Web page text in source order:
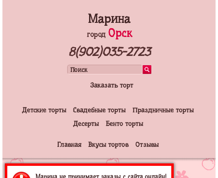
Марина
город Орск
8(902)035-2723
Заказать торт
Детские торты Свадебные торты
Праздничные торты
Десерты
Бенто торты
Главная Вкусы тортов Отзывы